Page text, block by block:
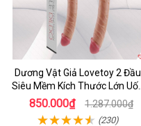
Dương Vật Giả Lovetoy 2 Đầu
Siêu Mềm Kích Thước Lớn Uốn
Cong
850.000₫ 1.287.000₫
(230)